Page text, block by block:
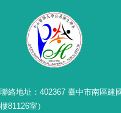
聯絡地址：402367 臺中市南區建
樓81126室）